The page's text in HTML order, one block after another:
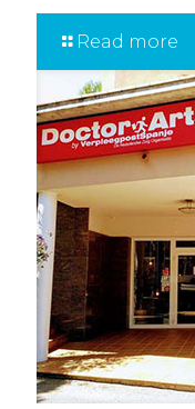
Read more